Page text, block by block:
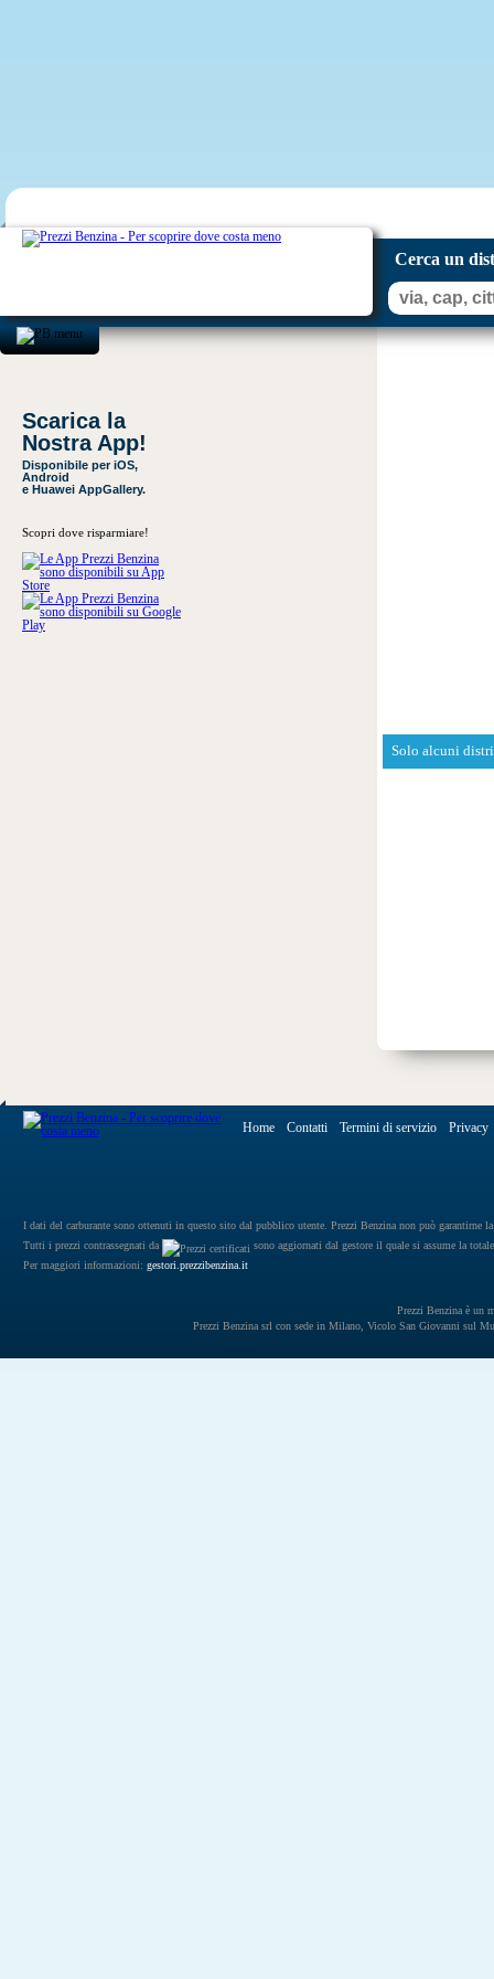
Cerca un
Scarica la
Nostra App!
Disponibile per iOS,
Android
e Huawei AppGallery.
Scopri dove risparmiare!
Solo alcuni
Home Contatti Termini di servizio Privacy
I dati del carburante sono ottenuti in questo sito dal pubblico utente. Prezzi Benzina non può garantirne
Tutti i prezzi contrassegnati da
sono aggiornati dal gestore il quale si assume la
Per maggiori informazioni: gestori.prezzibenzina.it
Prezzi Benzina è un
Prezzi Benzina srl con sede in Milano, Vicolo San Giovanni sul